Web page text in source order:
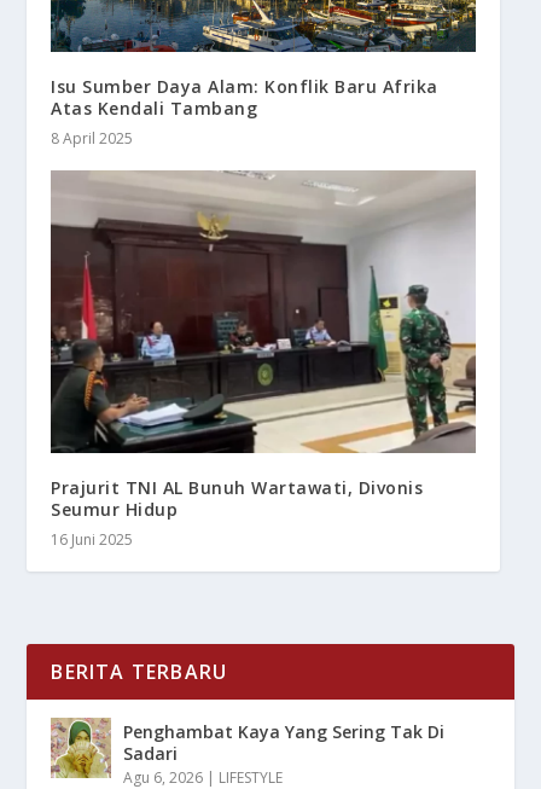
Isu Sumber Daya Alam: Konflik Baru Afrika
Atas Kendali Tambang
8 April 2025
Prajurit TNI AL Bunuh Wartawati, Divonis
Seumur Hidup
16 Juni 2025
BERITA TERBARU
Penghambat Kaya Yang Sering Tak Di
Sadari
Agu 6, 2026 | LIFESTYLE